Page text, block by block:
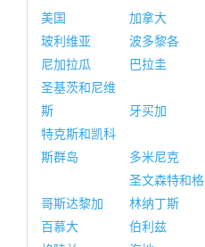
美国 加拿大
玻利维亚
波多黎各
尼加拉瓜
巴拉圭
圣基茨和尼维
斯
牙买加
特克斯和凯科
斯群岛
多米尼克
哥斯达黎加
圣文森特和格
林纳丁斯
百慕大
伯利兹